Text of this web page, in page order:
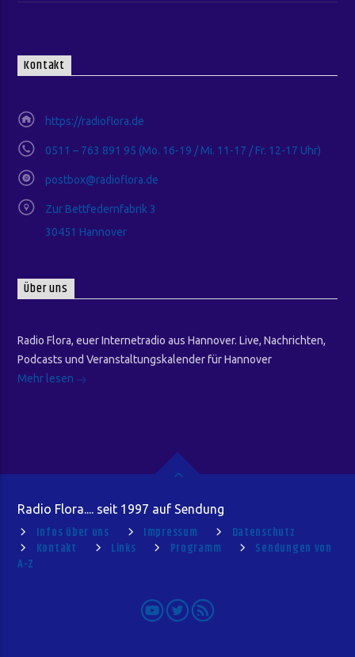
Kontakt
https://radioflora.de
0511 – 763 891 95 (Mo. 16-19 / Mi. 11-17 / Fr. 12-17 Uhr)
postbox@radioflora.de
Zur Bettfedernfabrik 3
30451 Hannover
Über uns
Radio Flora, euer Internetradio aus Hannover. Live, Nachrichten,
Podcasts und Veranstaltungskalender für Hannover
Mehr lesen
Radio Flora.... seit 1997 auf Sendung
Infos über uns Impressum
Datenschutz
Kontakt
Links Programm
Sendungen von
A-Z